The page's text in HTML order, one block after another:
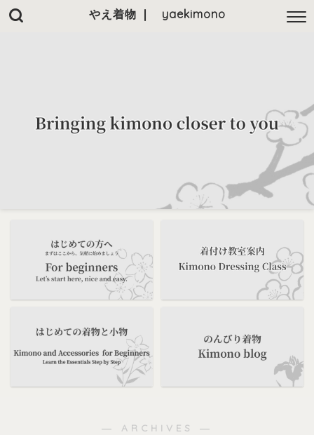
やえ着物 ❘ yaekimono
― ARCHIVES ―